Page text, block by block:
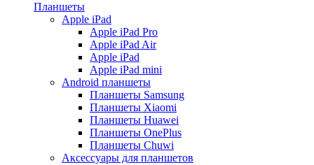
Планшеты
Apple iPad
Apple iPad Pro
Apple iPad Air
Apple iPad
Apple iPad mini
Android планшеты
Планшеты Samsung
Планшеты Xiaomi
Планшеты Huawei
Планшеты OnePlus
Планшеты Chuwi
Аксессуары для планшетов